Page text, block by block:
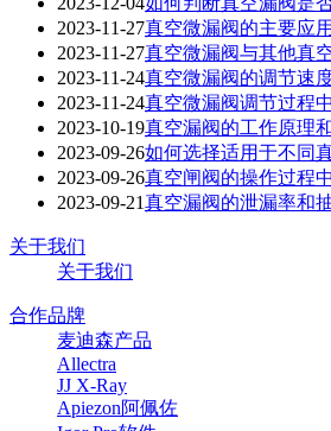
2023-11-27真空微漏阀的主要应
2023-11-27真空微漏阀与其他真
2023-11-24真空微漏阀的调节速
2023-11-24真空微漏阀调节过程
2023-10-19真空漏阀的工作原理
2023-09-26如何选择适用于不同
2023-09-26真空闸阀的操作过程
2023-09-21真空漏阀的泄漏率和
关于我们
关于我们
合作品牌
麦迪森产品
Allectra
JJ X-Ray
Apiezon阿佩佐